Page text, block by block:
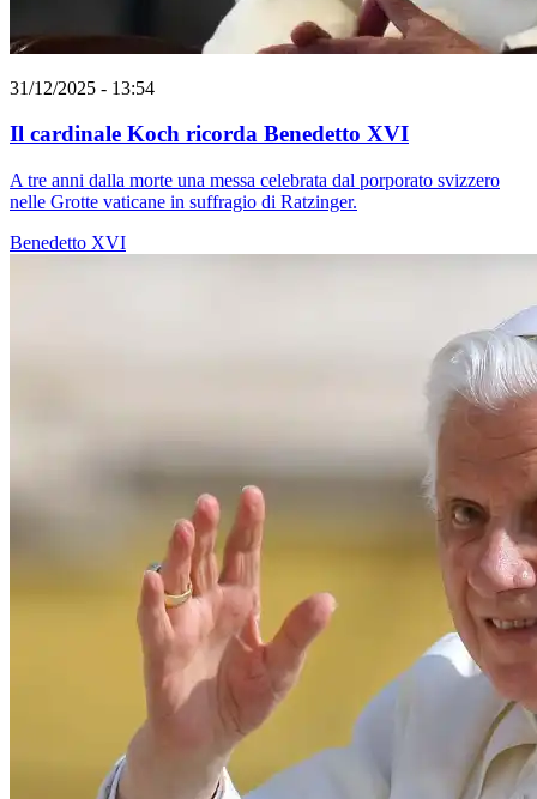
31/12/2025 - 13:54
Il cardinale Koch ricorda Benedetto XVI
A tre anni dalla morte una messa celebrata dal porporato svizzero
nelle Grotte vaticane in suffragio di Ratzinger.
Benedetto XVI